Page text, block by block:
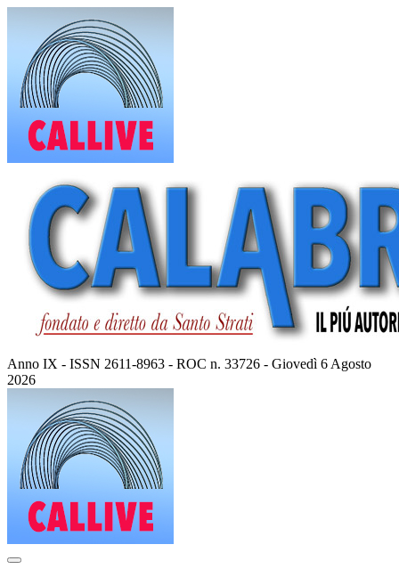
contenuto
Anno IX - ISSN 2611-8963 - ROC n. 33726 - Giovedì 6 Agosto
2026